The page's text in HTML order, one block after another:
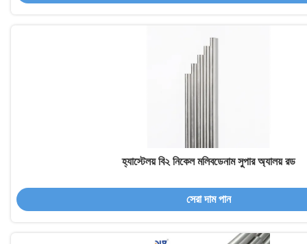
হ্যাস্টেলয় বি২ নিকেল মলিবডেনাম সুপার অ্যালয় রড
সেরা দাম পান